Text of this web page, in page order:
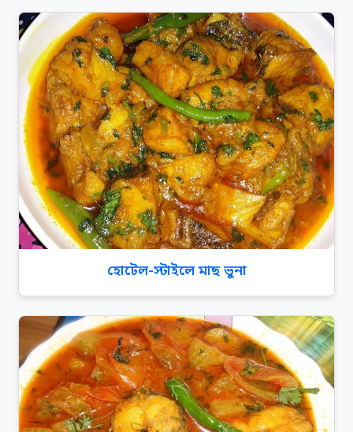
হোটেল-স্টাইলে মাছ ভুনা